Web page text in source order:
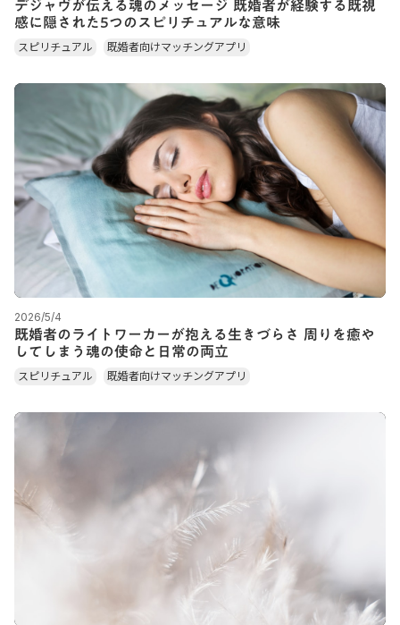
感に隠された5つのスピリチュアルな意味
スピリチュアル 既婚者向けマッチングアプリ
2026/5/4
既婚者のライトワーカーが抱える生きづらさ 周りを癒や
してしまう魂の使命と日常の両立
スピリチュアル 既婚者向けマッチングアプリ